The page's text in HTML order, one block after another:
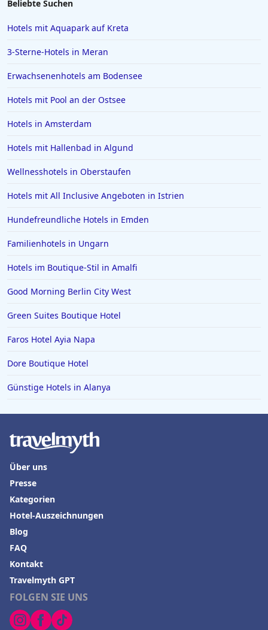
Hotels in Obertauern
Hotels in Suhl
Hotels in Papenburg
Hotels in der Eifel
Hotels in Filderstadt
Hotels in Lingen (Ems)
Hotels in Boblingen
Beliebte Suchen
Hotels mit Aquapark auf Kreta
3-Sterne-Hotels in Meran
Erwachsenenhotels am Bodensee
Hotels mit Pool an der Ostsee
Hotels in Amsterdam
Hotels mit Hallenbad in Algund
Wellnesshotels in Oberstaufen
Hotels mit All Inclusive Angeboten in Istrien
Hundefreundliche Hotels in Emden
Familienhotels in Ungarn
Hotels im Boutique-Stil in Amalfi
Good Morning Berlin City West
Green Suites Boutique Hotel
Faros Hotel Ayia Napa
Dore Boutique Hotel
Günstige Hotels in Alanya
FOLGEN SIE UNS
Über uns
Presse
Kategorien
Hotel-Auszeichnungen
Blog
FAQ
Kontakt
Travelmyth GPT